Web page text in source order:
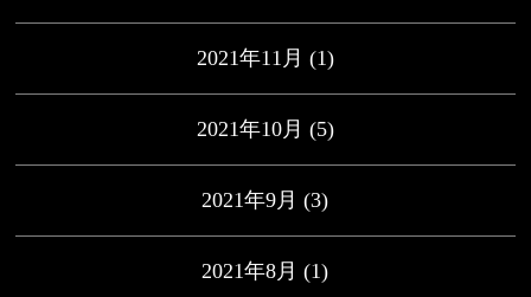
2021年11月 (1)
2021年10月 (5)
2021年9月 (3)
2021年8月 (1)